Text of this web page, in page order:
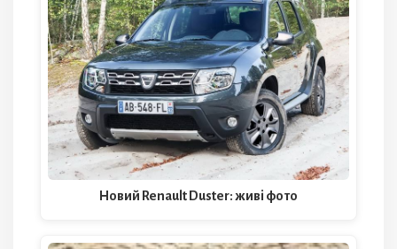
Новий Renault Duster: живі фото